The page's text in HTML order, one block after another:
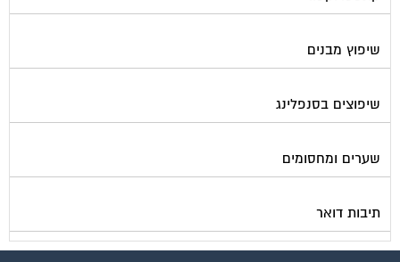
שיפוץ מבנים
שיפוצים בסנפלינג
שערים ומחסומים
תיבות דואר